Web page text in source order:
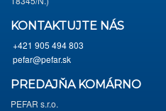
KONTAKTUJTE NÁS
+421 905 494 803
pefar@pefar.sk
PREDAJŇA KOMÁRNO
PEFAR s.r.o.